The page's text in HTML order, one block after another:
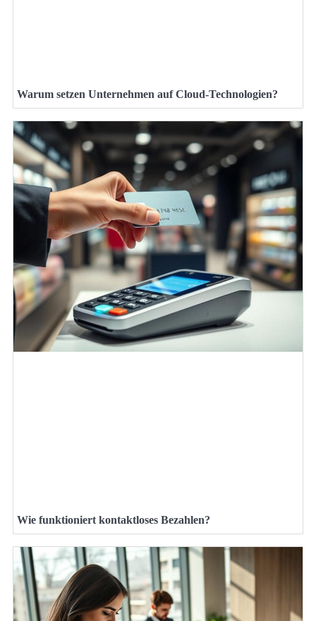
Warum setzen Unternehmen auf Cloud-Technologien?
Wie funktioniert kontaktloses Bezahlen?